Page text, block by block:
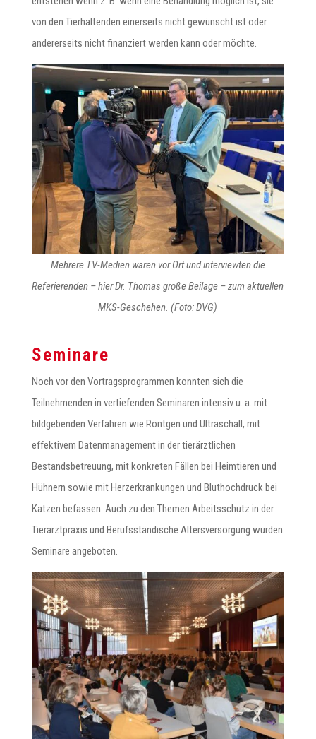
von den Tierhaltenden einerseits nicht gewünscht ist oder
andererseits nicht finanziert werden kann oder möchte.
Mehrere TV-Medien waren vor Ort und interviewten die
Referierenden – hier Dr. Thomas große Beilage – zum aktuellen
MKS-Geschehen. (Foto: DVG)
Seminare
Noch vor den Vortragsprogrammen konnten sich die
Teilnehmenden in vertiefenden Seminaren intensiv u. a. mit
bildgebenden Verfahren wie Röntgen und Ultraschall, mit
effektivem Datenmanagement in der tierärztlichen
Bestandsbetreuung, mit konkreten Fällen bei Heimtieren und
Hühnern sowie mit Herzerkrankungen und Bluthochdruck bei
Katzen befassen. Auch zu den Themen Arbeitsschutz in der
Tierarztpraxis und Berufsständische Altersversorgung wurden
Seminare angeboten.